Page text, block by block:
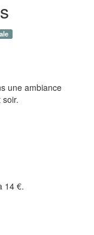
une ambiance
14 €.